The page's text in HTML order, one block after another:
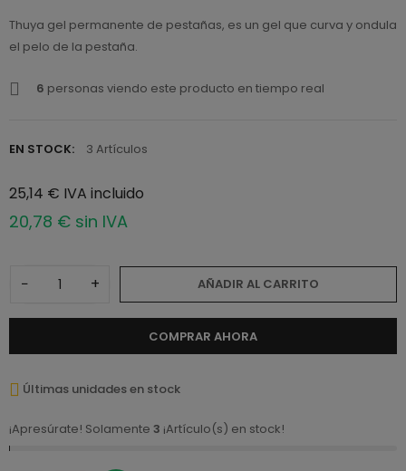
Thuya gel permanente de pestañas, es un gel que curva y ondula
el pelo de la pestaña.
6 personas viendo este producto en tiempo real
EN STOCK: 3 Artículos
25,14 € IVA incluido
20,78 € sin IVA
− + AÑADIR AL CARRITO
COMPRAR AHORA
Últimas unidades en stock
¡Apresúrate! Solamente 3 ¡Artículo(s) en stock!